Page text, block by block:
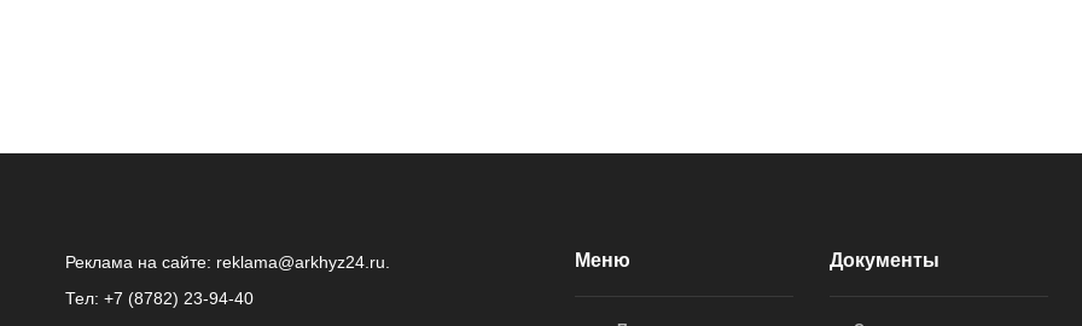
Реклама на сайте: reklama@arkhyz24.ru
Тел: +7 (8782) 23‑94‑40
Меню Документы